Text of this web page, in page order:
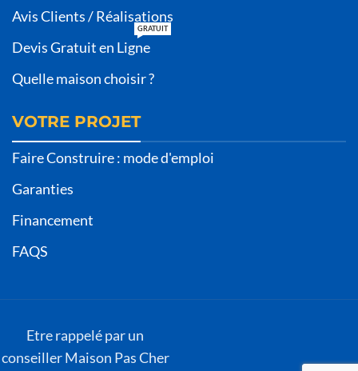
Avis Clients / Réalisations
Devis Gratuit en Ligne
GRATUIT
Quelle maison choisir ?
VOTRE PROJET
Faire Construire : mode d'emploi
Garanties
Financement
FAQS
Etre rappelé par un
conseiller Maison Pas Cher